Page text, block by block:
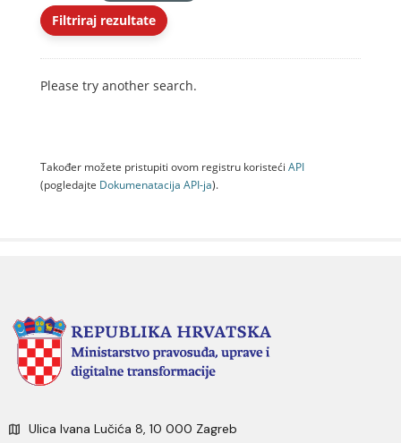
Filtriraj rezultate
Please try another search.
Također možete pristupiti ovom registru koristeći API
(pogledajte Dokumenаtаcijа API-jа).